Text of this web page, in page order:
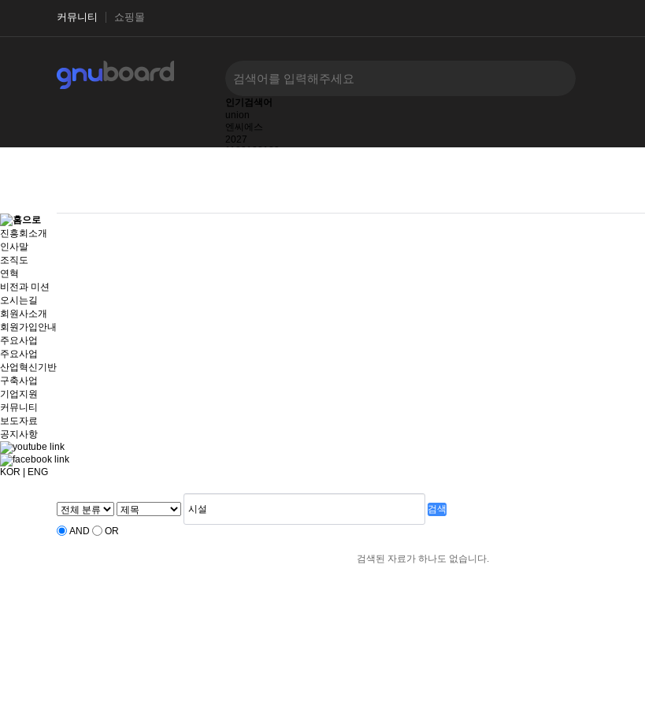
커뮤니티 쇼핑몰
인기검색어
union
엔씨에스
2027
1123123123
진흥회소개
인사말
조직도
연혁
비전과 미션
오시는길
회원사소개
회원가입안내
주요사업
주요사업
산업혁신기반
구축사업
기업지원
커뮤니티
보도자료
공지사항
KOR ENG
검색
AND OR
검색된 자료가 하나도 없습니다.